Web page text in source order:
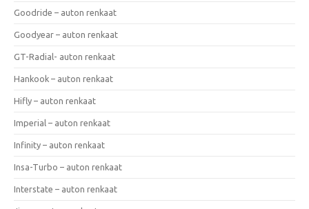
Goodride – auton renkaat
Goodyear – auton renkaat
GT-Radial- auton renkaat
Hankook – auton renkaat
Hifly – auton renkaat
Imperial – auton renkaat
Infinity – auton renkaat
Insa-Turbo – auton renkaat
Interstate – auton renkaat